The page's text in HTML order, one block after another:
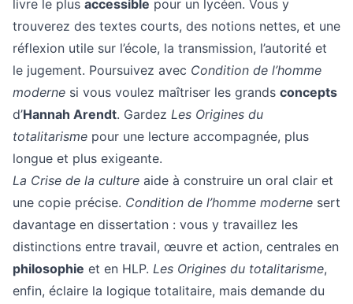
livre le plus accessible pour un lycéen. Vous y
trouverez des textes courts, des notions nettes, et une
réflexion utile sur l’école, la transmission, l’autorité et
le jugement. Poursuivez avec Condition de l’homme
moderne si vous voulez maîtriser les grands concepts
d’Hannah Arendt. Gardez Les Origines du
totalitarisme pour une lecture accompagnée, plus
longue et plus exigeante.
La Crise de la culture aide à construire un oral clair et
une copie précise. Condition de l’homme moderne sert
davantage en dissertation : vous y travaillez les
distinctions entre travail, œuvre et action, centrales en
philosophie et en HLP. Les Origines du totalitarisme,
enfin, éclaire la logique totalitaire, mais demande du